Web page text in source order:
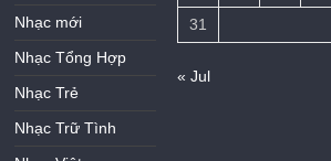
Nhạc mới
Nhạc Tổng Hợp
Nhạc Trẻ
Nhạc Trữ Tình
31
« Jul